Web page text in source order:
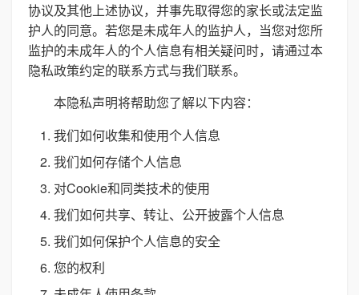
协议及其他上述协议，并事先取得您的家长或法定监
护人的同意。若您是未成年人的监护人，当您对您所
监护的未成年人的个人信息有相关疑问时，请通过本
隐私政策约定的联系方式与我们联系。
本隐私声明将帮助您了解以下内容：
我们如何收集和使用个人信息
我们如何存储个人信息
对Cookie和同类技术的使用
我们如何共享、转让、公开披露个人信息
我们如何保护个人信息的安全
您的权利